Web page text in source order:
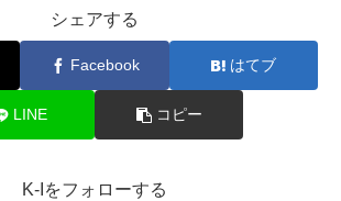
シェアする
Facebook はてブ
LINE コピー
K-Iをフォローする